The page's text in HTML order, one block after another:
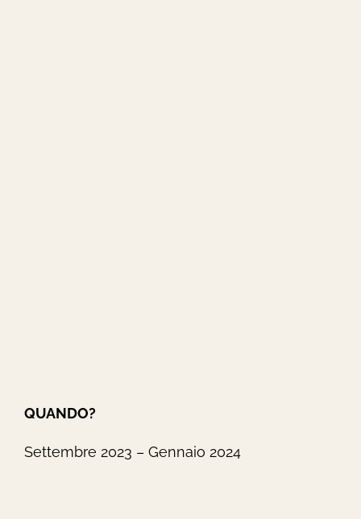
QUANDO?
Settembre 2023 – Gennaio 2024